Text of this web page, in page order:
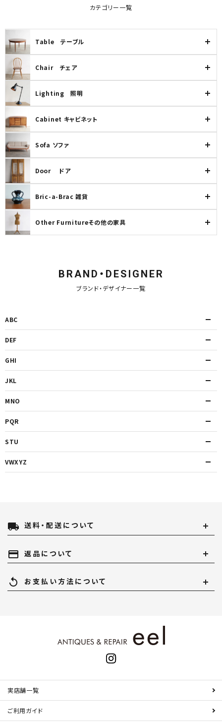
カテゴリー一覧
Table テーブル
Chair チェア
Lighting 照明
Cabinet キャビネット
Sofa ソファ
Door ドア
Bric-a-Brac 雑貨
Other Furnitureその他の家具
BRAND・DESIGNER
ブランド・デザイナー一覧
ABC
DEF
GHI
JKL
MNO
PQR
STU
VWXYZ
local_shipping 送料・配送について
payment 返品について
replay お支払い方法について
実店舗一覧
ご利用ガイド